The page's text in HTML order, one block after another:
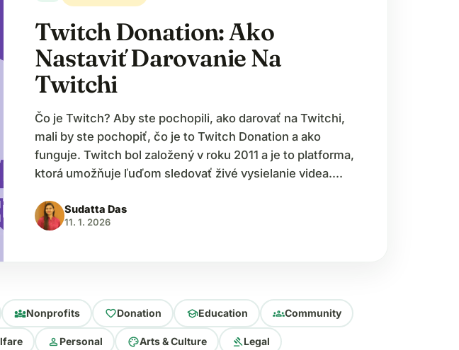
Twitch Donation: Ako
Nastaviť Darovanie Na
Twitchi
Čo je Twitch? Aby ste pochopili, ako darovať na Twitchi,
mali by ste pochopiť, čo je to Twitch Donation a ako
funguje. Twitch bol založený v roku 2011 a je to platforma,
ktorá umožňuje ľuďom sledovať živé vysielanie videa.
odpovedí. Pôvodne vznikla ako odnož Justin.TV a…
Sudatta Das
11. 1. 2026
diversity_3Nonprofits favoriteDonation schoolEducation groupsCommunity
personPersonal paletteArts & Culture gavelLegal